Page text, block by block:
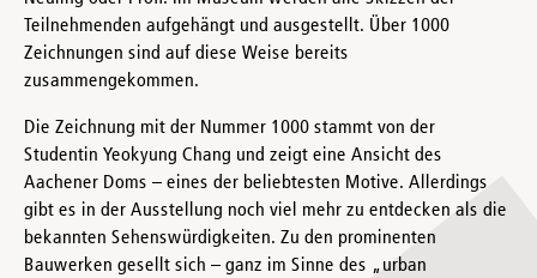
Teilnehmenden aufgehängt und ausgestellt. Über 1000
Zeichnungen sind auf diese Weise bereits
zusammengekommen.
Die Zeichnung mit der Nummer 1000 stammt von der
Studentin Yeokyung Chang und zeigt eine Ansicht des
Aachener Doms – eines der beliebtesten Motive. Allerdings
gibt es in der Ausstellung noch viel mehr zu entdecken als die
bekannten Sehenswürdigkeiten. Zu den prominenten
Bauwerken gesellt sich – ganz im Sinne des „urban